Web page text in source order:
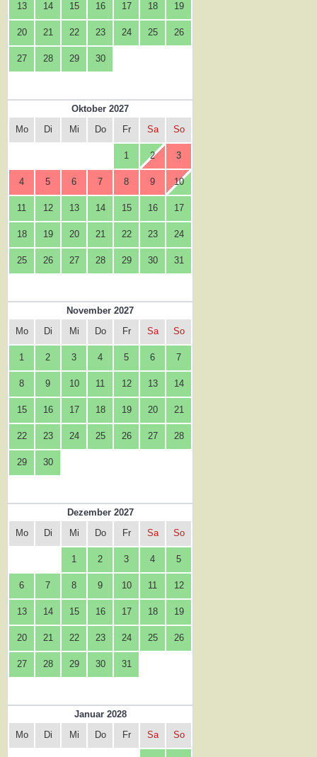
13 14 15 16 17 18 19
20 21 22 23 24 25 26
27 28 29 30
Oktober 2027
Mo
Di Mi Do Fr Sa So
1 2 3
4 5 6 7 8 9 10
11 12 13 14 15 16 17
18 19 20 21 22 23 24
25 26 27 28 29 30 31
November 2027
Mo
Di Mi Do Fr Sa So
1 2 3 4 5 6 7
8 9 10 11 12 13 14
15 16 17 18 19 20 21
22 23 24 25 26 27 28
29 30
Dezember 2027
Mo
Di Mi Do Fr Sa So
1 2 3 4 5
6 7 8 9 10 11 12
13 14 15 16 17 18 19
20 21 22 23 24 25 26
27 28 29 30 31
Januar 2028
Mo
Di Mi Do Fr Sa So